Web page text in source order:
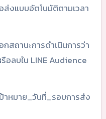
งแบบอัตโนมัติตามเวลา
กสถานะการดำเนินการว่า
อลบใน LINE Audience
าหมาย_วันที่_รอบการส่ง